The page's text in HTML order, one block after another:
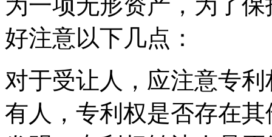
好注意以下几点：
对于受让人，应注意专
有人，专利权是否存在